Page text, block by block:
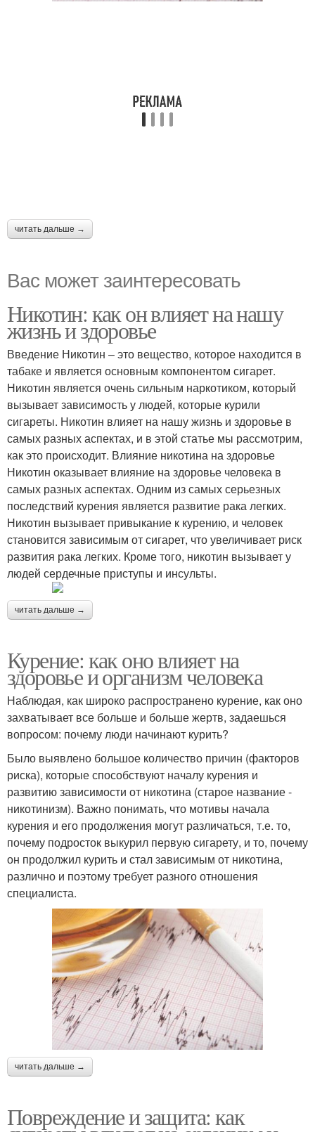
читать дальше →
Вас может заинтересовать
Никотин: как он влияет на нашу
жизнь и здоровье
Введение Никотин – это вещество, которое находится в
табаке и является основным компонентом сигарет.
Никотин является очень сильным наркотиком, который
вызывает зависимость у людей, которые курили
сигареты. Никотин влияет на нашу жизнь и здоровье в
самых разных аспектах, и в этой статье мы рассмотрим,
как это происходит. Влияние никотина на здоровье
Никотин оказывает влияние на здоровье человека в
самых разных аспектах. Одним из самых серьезных
последствий курения является развитие рака легких.
Никотин вызывает привыкание к курению, и человек
становится зависимым от сигарет, что увеличивает риск
развития рака легких. Кроме того, никотин вызывает у
людей сердечные приступы и инсульты.
читать дальше →
Курение: как оно влияет на
здоровье и организм человека
Наблюдая, как широко распространено курение, как оно
захватывает все больше и больше жертв, задаешься
вопросом: почему люди начинают курить?
Было выявлено большое количество причин (факторов
риска), которые способствуют началу курения и
развитию зависимости от никотина (старое название -
никотинизм). Важно понимать, что мотивы начала
курения и его продолжения могут различаться, т.е. то,
почему подросток выкурил первую сигарету, и то, почему
он продолжил курить и стал зависимым от никотина,
различно и поэтому требует разного отношения
специалиста.
читать дальше →
Повреждение и защита: как